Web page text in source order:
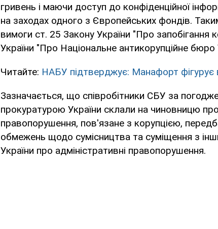
гривень і маючи доступ до конфіденційної
на заходах одного з Європейських фондів.
вимоги ст. 25 Закону України "Про запобігання
України "Про Національне антикорупційне бюро
Читайте: НАБУ підтверджує: Манафорт фігурує
Зазначається, що співробітники СБУ за
прокуратурою України склали на чиновницю
правопорушення, пов'язане з корупцією,
обмежень щодо сумісництва та суміщення з
України про адміністративні правопорушення.